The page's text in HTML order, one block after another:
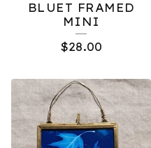
BLUET FRAMED
MINI
$28.00